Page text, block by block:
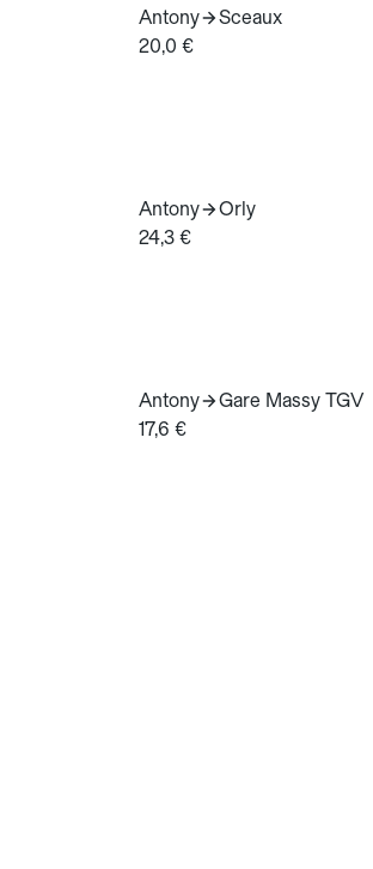
Antony
Sceaux
20,0 €
Antony
Orly
24,3 €
Antony
Gare Massy TGV
17,6 €